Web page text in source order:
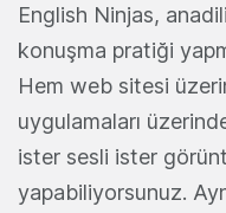
English Ninjas,
konuşma pratiği
Hem web sitesi
uygulamaları
ister sesli ister
yapabiliyorsunuz.